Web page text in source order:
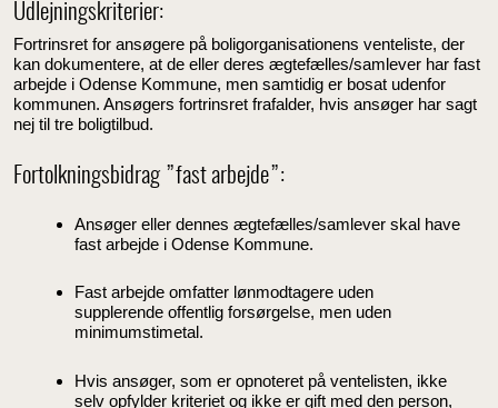
Udlejningskriterier:
Fortrinsret for ansøgere på boligorganisationens venteliste, der
kan dokumentere, at de eller deres ægtefælles/samlever har fast
arbejde i Odense Kommune, men samtidig er bosat udenfor
kommunen. Ansøgers fortrinsret frafalder, hvis ansøger har sagt
nej til tre boligtilbud.
Fortolkningsbidrag ”fast arbejde”:
Ansøger eller dennes ægtefælles/samlever skal have
fast arbejde i Odense Kommune.
Fast arbejde omfatter lønmodtagere uden
supplerende offentlig forsørgelse, men uden
minimumstimetal.
Hvis ansøger, som er opnoteret på ventelisten, ikke
selv opfylder kriteriet og ikke er gift med den person,